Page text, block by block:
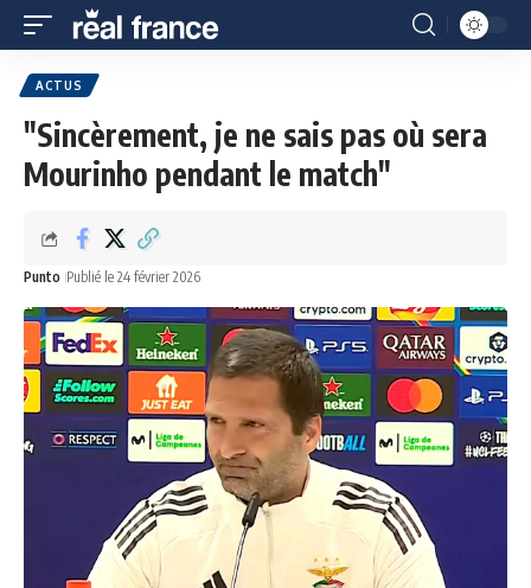
ACTUS
"Sincèrement, je ne sais pas où sera
Mourinho pendant le match"
Punto Publié le 24 février 2026